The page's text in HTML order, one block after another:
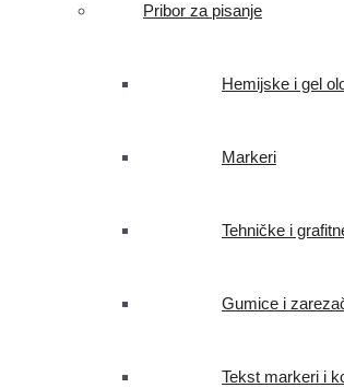
Pribor za pisanje
Hemijske i gel
Markeri
Tehničke i
Gumice i
Tekst markeri i